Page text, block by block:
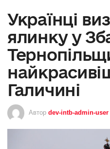
Українці
ялинку у
Галичині
Автор dev-intb-admin-user